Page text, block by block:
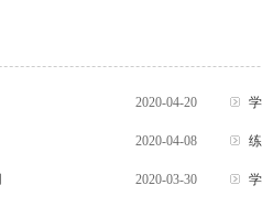
2020-04-20
2020-04-08
2020-03-30